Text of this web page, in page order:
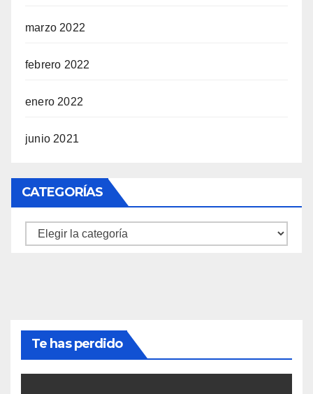
marzo 2022
febrero 2022
enero 2022
junio 2021
CATEGORÍAS
Categorías
Te has perdido